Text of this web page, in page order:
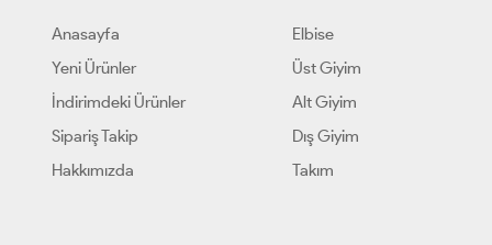
Anasayfa
Yeni Ürünler
İndirimdeki Ürünler
Sipariş Takip
Hakkımızda
Elbise
Üst Giyim
Alt Giyim
Dış Giyim
Takım